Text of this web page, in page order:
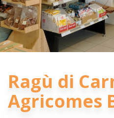
Ragù di
Agricomes